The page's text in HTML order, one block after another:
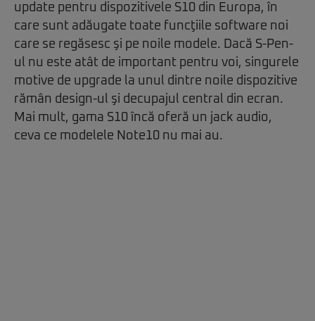
update pentru dispozitivele S10 din Europa, în
care sunt adăugate toate funcţiile software noi
care se regăsesc şi pe noile modele. Dacă S-Pen-
ul nu este atât de important pentru voi, singurele
motive de upgrade la unul dintre noile dispozitive
rămân design-ul şi decupajul central din ecran.
Mai mult, gama S10 încă oferă un jack audio,
ceva ce modelele Note10 nu mai au.